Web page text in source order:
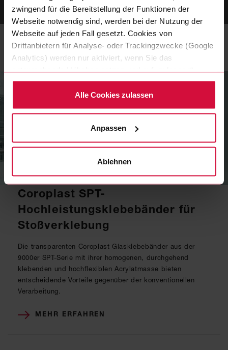
zwingend für die Bereitstellung der Funktionen der
Webseite notwendig sind, werden bei der Nutzung der
Webseite auf jeden Fall gesetzt. Cookies von
Drittanbietern für Analyse- oder Trackingzwecke (Google
Analytics) werden nur aktiviert, wenn Sie das
entsprechende Häkchen setzen und auf „zulassen“
klicken. Mehr dazu (einschließlich der Möglichkeit, die
Einwilligungserklärung zu widerrufen) erfahren Sie in
unserer Datenschutzerklärung.
Alle Cookies zulassen
Anpassen
Ablehnen
Mehr erfahren
BRANCHEN & KOMPETENZ
Coroplast SPT-
Hochleistungsklebebänder für
Stoßverklebung
Die transparenten Coroplast Glasklebebänder aus der
9000er SPT-Serie mit ihrer homogenen, durchgehend
klebenden und hochflexiblen Acrylatmasse bieten
entscheidende Vorteile gegenüber der konventionellen
Verarbeitung.
MEHR ERFAHREN